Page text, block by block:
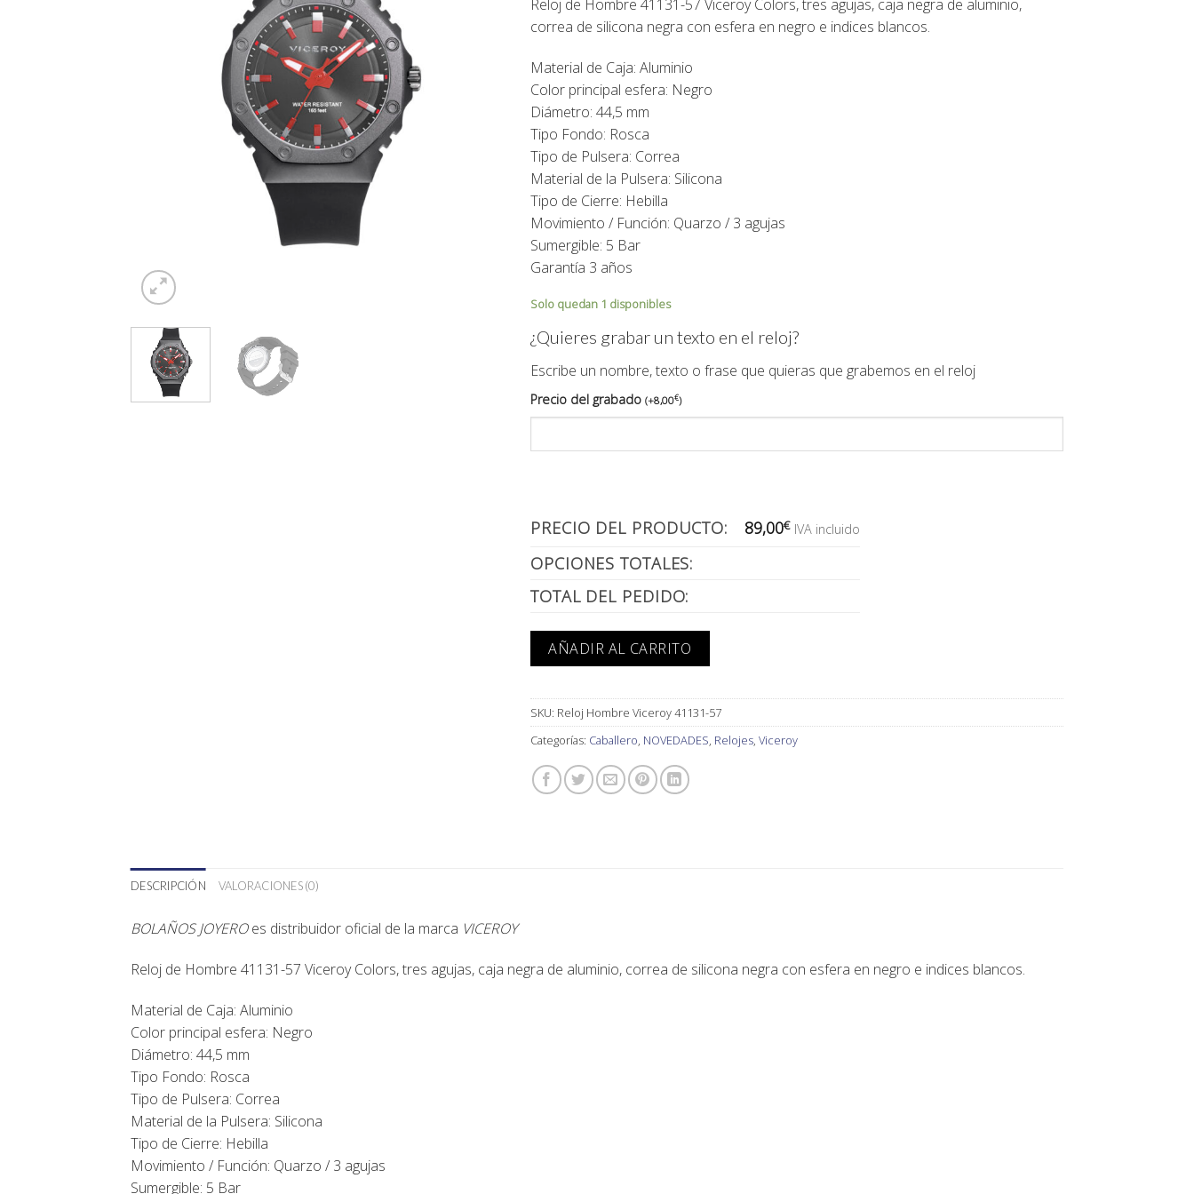
99,00€.89,00€.
Reloj de Hombre 41131-57 Viceroy Colors, tres agujas, caja negra de aluminio,
correa de silicona negra con esfera en negro e indices blancos.
Material de Caja: Aluminio
Color principal esfera: Negro
Diámetro: 44,5 mm
Tipo Fondo: Rosca
Tipo de Pulsera: Correa
Material de la Pulsera: Silicona
Tipo de Cierre: Hebilla
Movimiento / Función: Quarzo / 3 agujas
Sumergible: 5 Bar
Garantía 3 años
Solo quedan 1 disponibles
¿Quieres grabar un texto en el reloj?
Escribe un nombre, texto o frase que quieras que grabemos en el reloj
Precio del grabado (+8,00€)
PRECIO DEL PRODUCTO: 89,00€ IVA incluido
OPCIONES TOTALES:
TOTAL DEL PEDIDO:
AÑADIR AL CARRITO
SKU: Reloj Hombre Viceroy 41131-57
Categorías: Caballero, NOVEDADES, Relojes, Viceroy
DESCRIPCIÓN VALORACIONES (0)
BOLAÑOS JOYEROes distribuidor oficial de la marca VICEROY
Reloj de Hombre 41131-57 Viceroy Colors, tres agujas, caja negra de aluminio, correa de silicona negra con esfera en negro e indices blancos.
Material de Caja: Aluminio
Color principal esfera: Negro
Diámetro: 44,5 mm
Tipo Fondo: Rosca
Tipo de Pulsera: Correa
Material de la Pulsera: Silicona
Tipo de Cierre: Hebilla
Movimiento / Función: Quarzo / 3 agujas
Sumergible: 5 Bar